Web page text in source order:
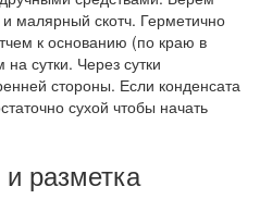
малярный скотч. Герметично
к основанию (по краю в
сутки. Через сутки
стороны. Если конденсата
сухой чтобы начать
разметка